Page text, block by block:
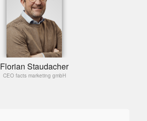
Florian Staudacher
CEO facts marketing gmbH